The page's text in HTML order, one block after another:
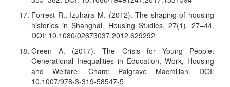
Forrest R., Izuhara M. (2012). The shaping of housing
histories in Shanghai. Housing Studies, 27(1). 27–44.
DOI: 10.1080/02673037.2012.629292
Green A. (2017). The Crisis for Young People:
Generational Inequalities in Education, Work, Housing
and Welfare. Cham: Palgrave Macmillan. DOI:
10.1007/978-3-319-58547-5